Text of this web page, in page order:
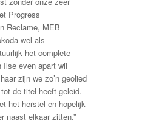
Progress
Reclame, MEB
wel als
het complete
even apart wil
zijn we zo’n geolied
de titel heeft geleid.
het herstel en hopelijk
naast elkaar zitten.”